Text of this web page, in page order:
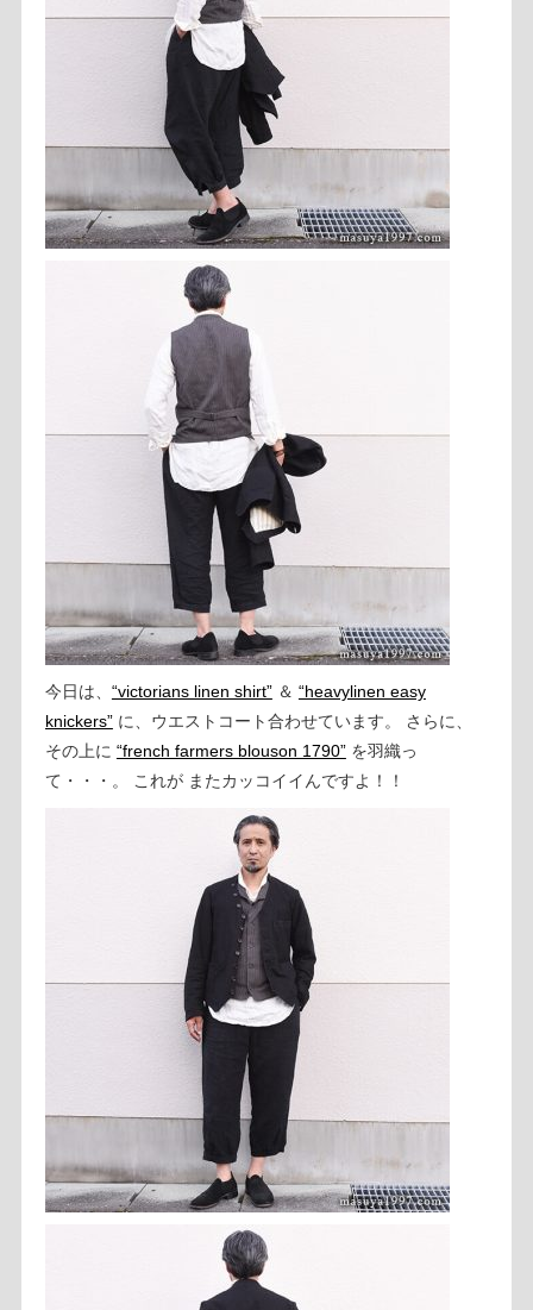
今日は、 “victorians linen shirt”＆ “heavylinen easy
knickers”に、ウエストコート合わせています。 さらに、
その上に “french farmers blouson 1790”を羽織っ
て・・・。 これが またカッコイイんですよ！！